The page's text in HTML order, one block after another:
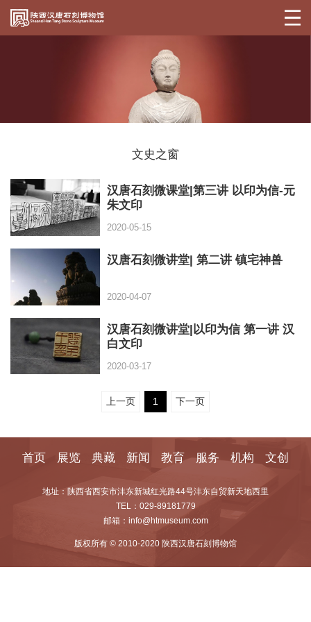
文史之窗
汉唐石刻微课堂|第三讲 以印为信-元
朱文印
2020-05-15
汉唐石刻微讲堂| 第二讲 镇宅神兽
2020-04-07
汉唐石刻微讲堂|以印为信 第一讲 汉
白文印
2020-03-17
上一页 1 下一页
首页 展览 典藏 新闻 教育 服务 机构 文创
地址：陕西省西安市沣东新城红光路44号沣东自贸新天地西里
TEL：029-89181779
邮箱：info@htmuseum.com
版权所有 © 2010-2020 陕西汉唐石刻博物馆